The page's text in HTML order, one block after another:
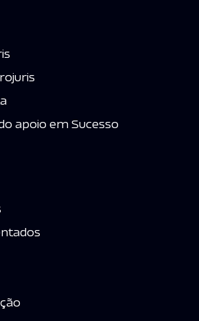
apoio em Sucesso